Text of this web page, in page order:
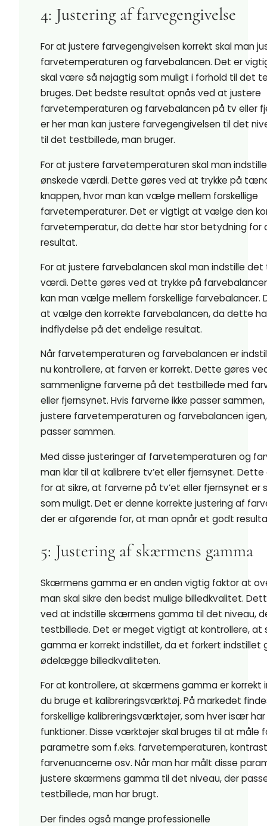
4: Justering af farvegengivelse
For at justere farvegengivelsen korrekt skal man
farvetemperaturen og farvebalancen. Det er
skal være så nøjagtig som muligt i forhold til det
bruges. Det bedste resultat opnås ved at justere
farvetemperaturen og farvebalancen på tv eller
er her man kan justere farvegengivelsen til det
til det testbillede, man bruger.
For at justere farvetemperaturen skal man
ønskede værdi. Dette gøres ved at trykke på
knappen, hvor man kan vælge mellem forskellige
farvetemperaturer. Det er vigtigt at vælge den
farvetemperatur, da dette har stor betydning for
resultat.
For at justere farvebalancen skal man indstille det
værdi. Dette gøres ved at trykke på
kan man vælge mellem forskellige farvebalancer.
at vælge den korrekte farvebalancen, da dette
indflydelse på det endelige resultat.
Når farvetemperaturen og farvebalancen er
nu kontrollere, at farven er korrekt. Dette gøres
sammenligne farverne på det testbillede med
eller fjernsynet. Hvis farverne ikke passer
justere farvetemperaturen og farvebalancen
passer sammen.
Med disse justeringer af farvetemperaturen og
man klar til at kalibrere tv’et eller fjernsynet.
for at sikre, at farverne på tv’et eller fjernsynet er
som muligt. Det er denne korrekte justering af
der er afgørende for, at man opnår et godt
5: Justering af skærmens gamma
Skærmens gamma er en anden vigtig faktor at
man skal sikre den bedst mulige billedkvalitet.
ved at indstille skærmens gamma til det niveau,
testbillede. Det er meget vigtigt at kontrollere, at
gamma er korrekt indstillet, da et forkert indstillet
ødelægge billedkvaliteten.
For at kontrollere, at skærmens gamma er korrekt
du bruge et kalibreringsværktøj. På markedet
forskellige kalibreringsværktøjer, som hver især
funktioner. Disse værktøjer skal bruges til at måle
parametre som f.eks. farvetemperaturen,
farvenuancerne osv. Når man har målt disse
justere skærmens gamma til det niveau, der
testbillede, man har brugt.
Der findes også mange professionelle